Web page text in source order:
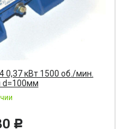
0,37 кВт 1500 об./мин.
d=100мм
Р